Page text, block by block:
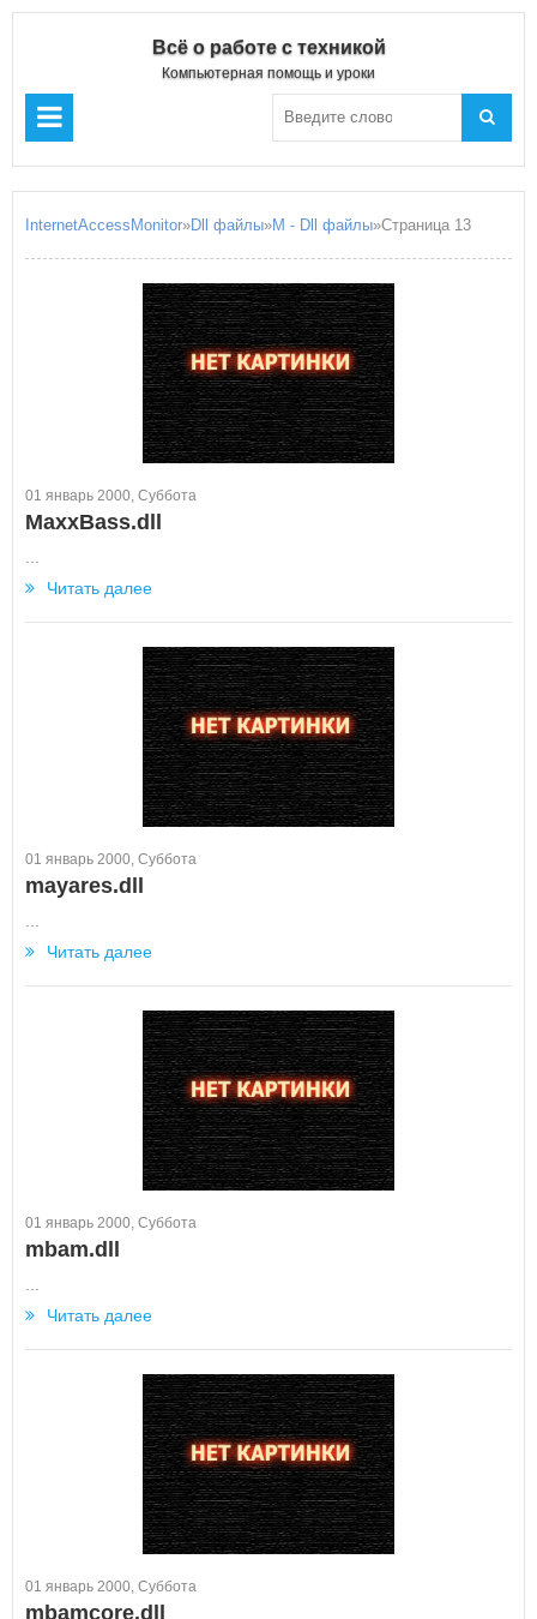
Всё о работе с техникой
Компьютерная помощь и уроки
InternetAccessMonitor»Dll файлы»M - Dll файлы»Страница 13
01 январь 2000, Суббота
MaxxBass.dll
Читать далее
01 январь 2000, Суббота
mayares.dll
Читать далее
01 январь 2000, Суббота
mbam.dll
Читать далее
01 январь 2000, Суббота
mbamcore.dll